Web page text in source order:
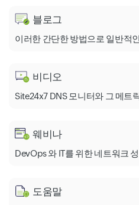
블로그
이러한 간단한 방법으로 일반적
비디오
Site24x7 DNS 모니터와 그 메트
웨비나
DevOps 와 IT를 위한 네트워크
도움말